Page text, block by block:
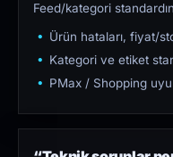
Feed/kategori
Ürün hataları, fiyat/
Kategori ve etiket
PMax / Shopping